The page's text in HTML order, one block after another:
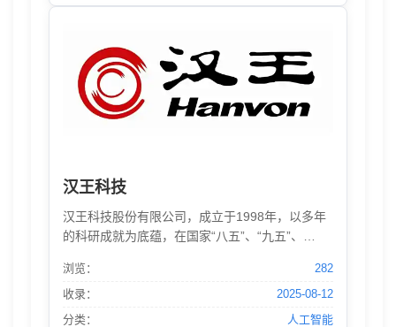
汉王科技
汉王科技股份有限公司，成立于1998年，以多年
的科研成就为底蕴，在国家“八五”、“九五”、
研究、开发、应用、推广多元智能人机交互技术
与产品，不仅从真正意义上解决了中国人的输入
问题，更是保证了中国人与世界信息文明的共同
浏览：
282
收录：
2025-08-12
分类：
人工智能